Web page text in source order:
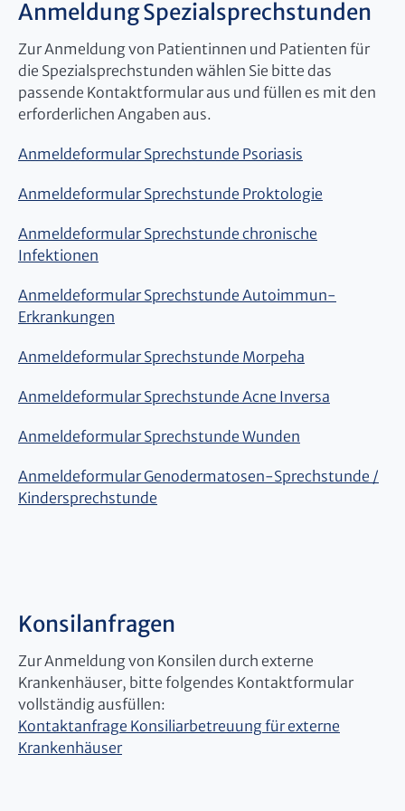
Anmeldung Spezialsprechstunden
Zur Anmeldung von Patientinnen und Patienten für
die Spezialsprechstunden wählen Sie bitte das
passende Kontaktformular aus und füllen es mit den
erforderlichen Angaben aus.
Anmeldeformular Sprechstunde Psoriasis
Anmeldeformular Sprechstunde Proktologie
Anmeldeformular Sprechstunde chronische
Infektionen
Anmeldeformular Sprechstunde Autoimmun-
Erkrankungen
Anmeldeformular Sprechstunde Morpeha
Anmeldeformular Sprechstunde Acne Inversa
Anmeldeformular Sprechstunde Wunden
Anmeldeformular Genodermatosen-Sprechstunde /
Kindersprechstunde
Konsilanfragen
Zur Anmeldung von Konsilen durch externe
Krankenhäuser, bitte folgendes Kontaktformular
vollständig ausfüllen:
Kontaktanfrage Konsiliarbetreuung für externe
Krankenhäuser